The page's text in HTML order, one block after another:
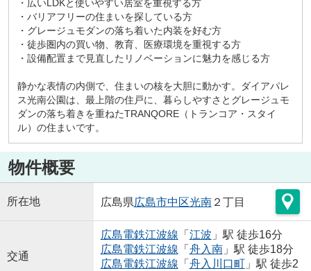
・広いLDKと使いやすい居室を重視する方
・バリアフリーの住まいを探している方
・グレージュモダンの落ち着いた内装を好む方
・徒歩圏内の買い物、教育、医療環境を重視する方
・設備配置まで見直したリノベーションに魅力を感じる方
静かな表情の内側で、住まいの核を大胆に動かす。ダイアパレ
ス光南公園は、最上階の住戸に、暮らしやすさとグレージュモ
ダンの落ち着きを重ねたTRANQORE（トランコア・スタイ
ル）の住まいです。
物件概要
所在地 広島県広島市中区光南２丁目
交通
広島電鉄江波線 「 江波 」駅 徒歩16分
広島電鉄江波線 「 舟入南」駅 徒歩18分
広島電鉄江波線 「 舟入川口町」駅 徒歩2